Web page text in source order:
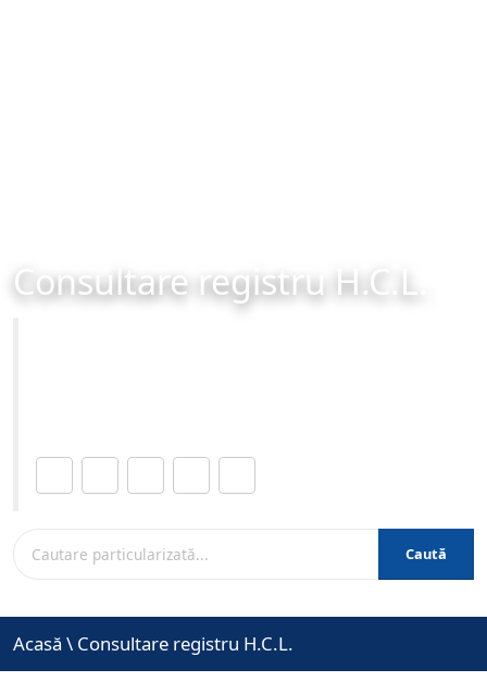
Consultare registru H.C.L.
Caută
Acasă \ Consultare registru H.C.L.